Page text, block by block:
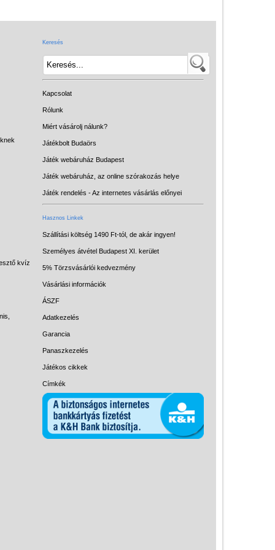
kvíz
Keresés
Kapcsolat
Rólunk
Miért vásárolj nálunk?
Játékbolt Budaörs
Játék webáruház Budapest
Játék webáruház, az online szórakozás helye
Játék rendelés - Az internetes vásárlás előnyei
Hasznos Linkek
Szállítási költség 1490 Ft-tól, de akár ingyen!
Személyes átvétel Budapest XI. kerület
5% Törzsvásárlói kedvezmény
Vásárlási információk
ÁSZF
Adatkezelés
Garancia
Panaszkezelés
Játékos cikkek
Címkék
Intelligens gyurma
Licenszes TOP
gyerekajándékok
LOGICO
LÜK
Papírszínház
Pixelhobby